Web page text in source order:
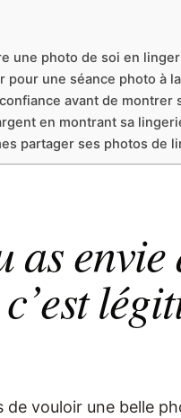
une photo de soi en
pour une séance photo à
avant de montrer
en montrant sa
partager ses photos de
as
de vouloir une belle